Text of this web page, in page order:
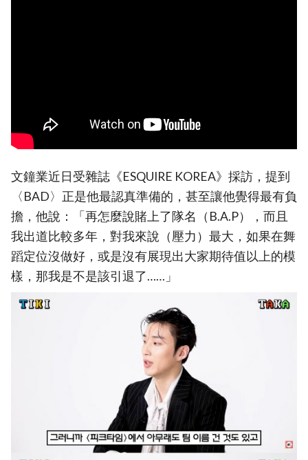
文鐘業近日受雜誌《ESQUIRE KOREA》採訪，提到
〈BAD〉正是他最認真準備的，甚至讓他覺得最有負
擔，他說：「再怎麼說賭上了隊名（B.A.P），而且
我出道比較多年，對我來說（壓力）最大，如果在舞
蹈定位沒做好，或是沒有展現出大家期待值以上的模
樣，那我是不是該引退了……」